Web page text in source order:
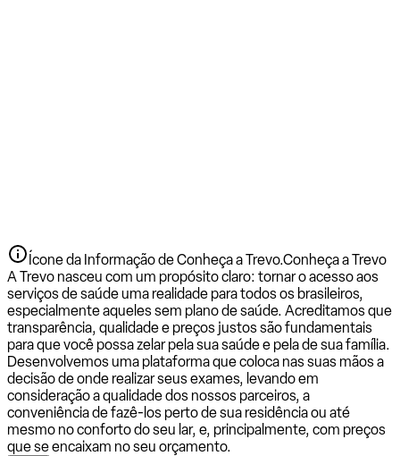
Ícone da Informação de Conheça a Trevo.Conheça a Trevo
A Trevo nasceu com um propósito claro: tornar o acesso aos
serviços de saúde uma realidade para todos os brasileiros,
especialmente aqueles sem plano de saúde. Acreditamos que
transparência, qualidade e preços justos são fundamentais
para que você possa zelar pela sua saúde e pela de sua família.
Desenvolvemos uma plataforma que coloca nas suas mãos a
decisão de onde realizar seus exames, levando em
consideração a qualidade dos nossos parceiros, a
conveniência de fazê-los perto de sua residência ou até
mesmo no conforto do seu lar, e, principalmente, com preços
que se encaixam no seu orçamento.